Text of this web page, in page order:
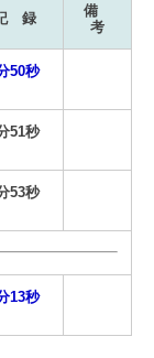
録
備
考
50秒
51秒
53秒
13秒